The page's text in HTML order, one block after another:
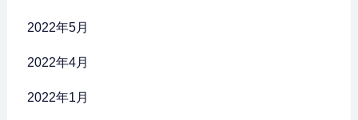
2022年5月
2022年4月
2022年1月